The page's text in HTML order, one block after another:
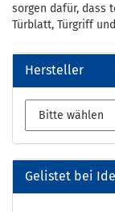
sorgen dafür, dass
Türblatt, Türgriff
Hersteller
Gelistet bei